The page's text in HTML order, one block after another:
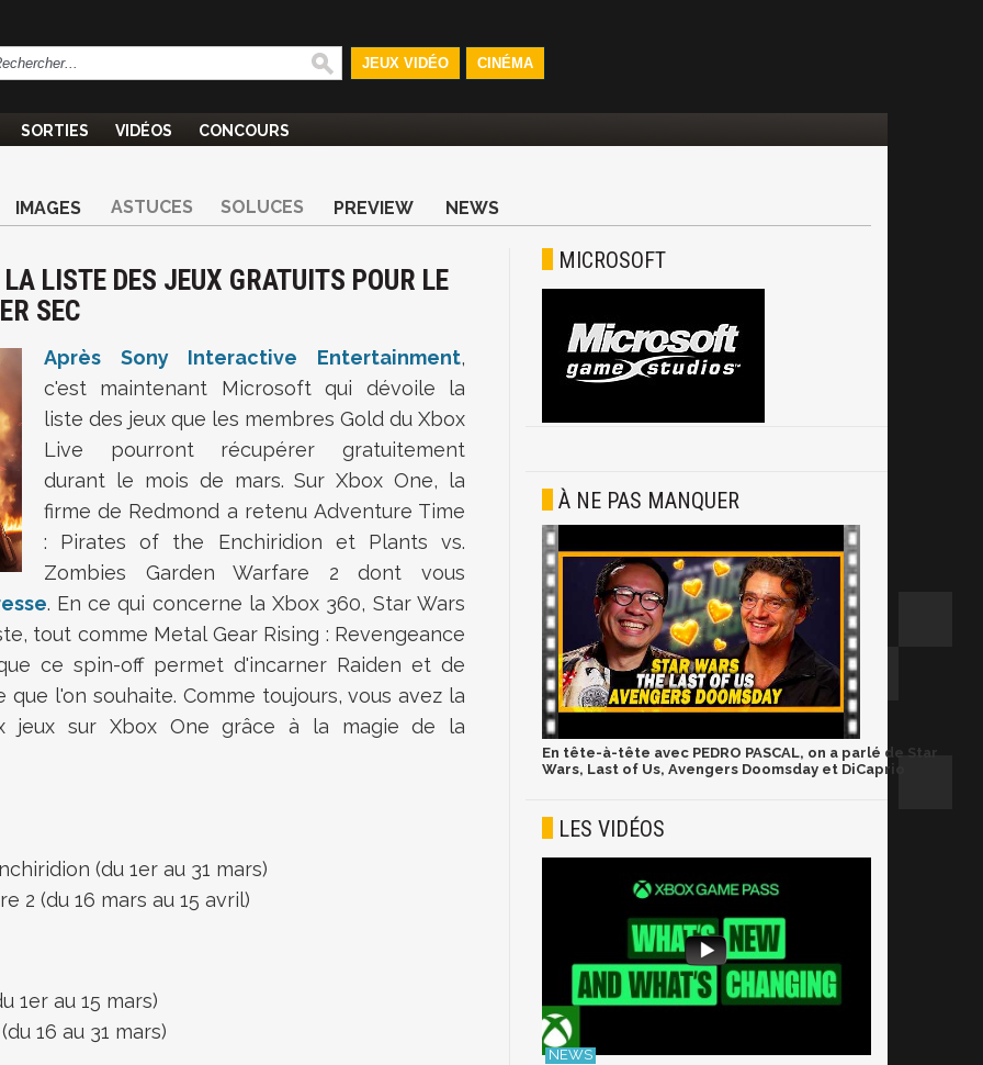
JEUX VIDÉO CINÉMA
SORTIES VIDÉOS CONCOURS
IMAGES ASTUCES SOLUCES PREVIEW NEWS
LISTE DES JEUX GRATUITS POUR LE
SEC
Après Sony Interactive Entertainment,
c'est maintenant Microsoft qui dévoile la
liste des jeux que les membres Gold du Xbox
Live pourront récupérer gratuitement
durant le mois de mars. Sur Xbox One, la
firme de Redmond a retenu Adventure Time
: Pirates of the Enchiridion et Plants vs.
Zombies Garden Warfare 2 dont vous
. En ce qui concerne la Xbox 360, Star Wars
tout comme Metal Gear Rising : Revengeance
ce spin-off permet d'incarner Raiden et de
l'on souhaite. Comme toujours, vous avez la
jeux sur Xbox One grâce à la magie de la
(du 1er au 31 mars)
2 (du 16 mars au 15 avril)
1er au 15 mars)
16 au 31 mars)
MICROSOFT
À NE PAS MANQUER
En tête-à-tête avec PEDRO PASCAL, on a parlé de Star
Wars, Last of Us, Avengers Doomsday et DiCaprio
LES VIDÉOS